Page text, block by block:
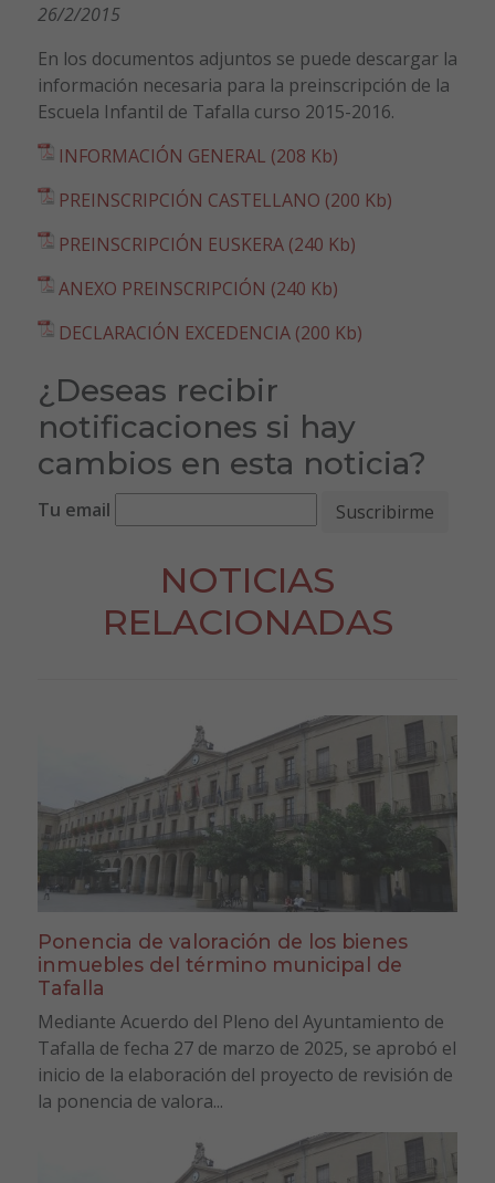
26/2/2015
En los documentos adjuntos se puede descargar la
información necesaria para la preinscripción de la
Escuela Infantil de Tafalla curso 2015-2016.
INFORMACIÓN GENERAL (208 Kb)
PREINSCRIPCIÓN CASTELLANO (200 Kb)
PREINSCRIPCIÓN EUSKERA (240 Kb)
ANEXO PREINSCRIPCIÓN (240 Kb)
DECLARACIÓN EXCEDENCIA (200 Kb)
¿Deseas recibir
notificaciones si hay
cambios en esta noticia?
Tu email
NOTICIAS
RELACIONADAS
Ponencia de valoración de los bienes
inmuebles del término municipal de
Tafalla
Mediante Acuerdo del Pleno del Ayuntamiento de
Tafalla de fecha 27 de marzo de 2025, se aprobó el
inicio de la elaboración del proyecto de revisión de
la ponencia de valora...